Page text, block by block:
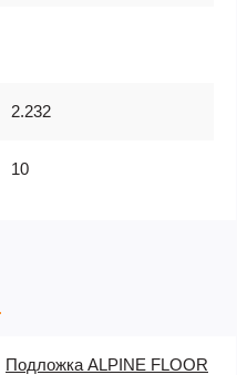
2.232
10
Подложка ALPINE FLOOR